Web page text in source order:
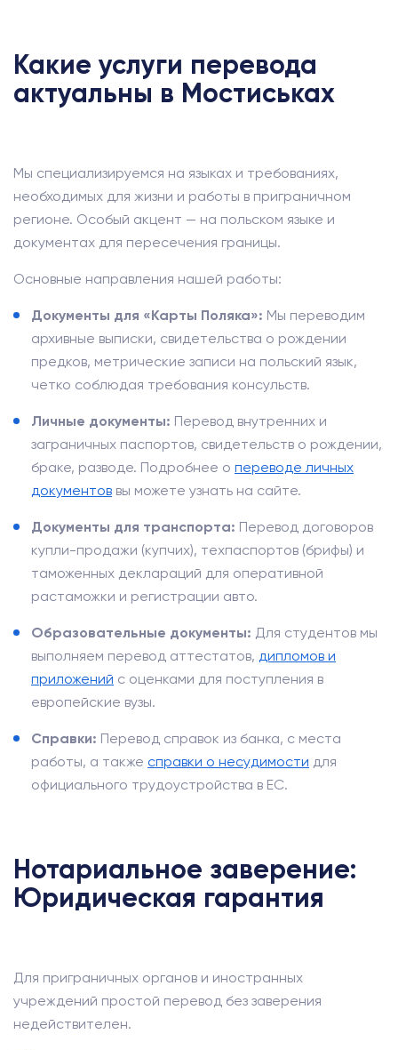
Какие услуги перевода
актуальны в Мостиськах
Мы специализируемся на языках и требованиях,
необходимых для жизни и работы в приграничном
регионе. Особый акцент — на польском языке и
документах для пересечения границы.
Основные направления нашей работы:
Документы для «Карты Поляка»: Мы переводим
архивные выписки, свидетельства о рождении
предков, метрические записи на польский язык,
четко соблюдая требования консульств.
Личные документы: Перевод внутренних и
заграничных паспортов, свидетельств о рождении,
браке, разводе. Подробнее о переводе личных
документов вы можете узнать на сайте.
Документы для транспорта: Перевод договоров
купли-продажи (купчих), техпаспортов (брифы) и
таможенных деклараций для оперативной
растаможки и регистрации авто.
Образовательные документы: Для студентов мы
выполняем перевод аттестатов, дипломов и
приложений с оценками для поступления в
европейские вузы.
Справки: Перевод справок из банка, с места
работы, а также справки о несудимости для
официального трудоустройства в ЕС.
Нотариальное заверение:
Юридическая гарантия
Для приграничных органов и иностранных
учреждений простой перевод без заверения
недействителен.